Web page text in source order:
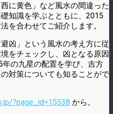
に黄色」など風水の間違った
知識を学ぶとともに、2015
を合わせてご紹介します。
凶」という風水の考え方に従
をチェックし、凶となる原因
の九星の配置を学び、吉方
対策についても知ることがで
?page_id=15538 から。